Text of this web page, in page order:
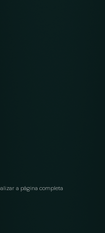
a página completa